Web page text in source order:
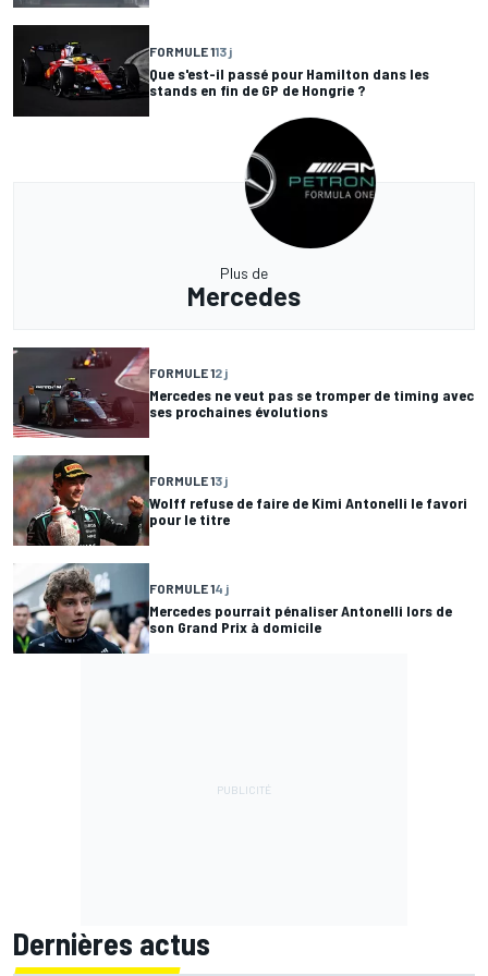
FORMULE 113 j
Que s'est-il passé pour Hamilton dans les
stands en fin de GP de Hongrie ?
Plus de
Mercedes
FORMULE 12 j
Mercedes ne veut pas se tromper de timing avec
ses prochaines évolutions
FORMULE 13 j
Wolff refuse de faire de Kimi Antonelli le favori
pour le titre
FORMULE 14 j
Mercedes pourrait pénaliser Antonelli lors de
son Grand Prix à domicile
Dernières actus